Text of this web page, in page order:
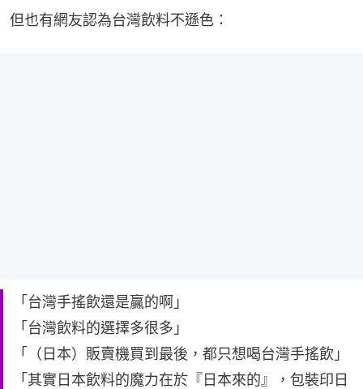
但也有網友認為台灣飲料不遜色：
「台灣手搖飲還是贏的啊」
「台灣飲料的選擇多很多」
「（日本）販賣機買到最後，都只想喝台灣手搖飲」
「其實日本飲料的魔力在於『日本來的』，包裝印日